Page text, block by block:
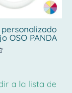
OSO PANDA
a la lista de